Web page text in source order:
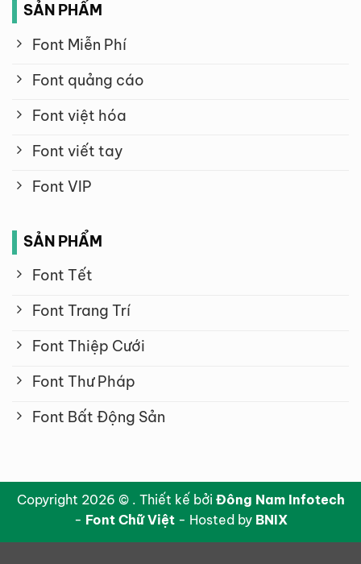
SẢN PHẨM
Font Miễn Phí
Font quảng cáo
Font việt hóa
Font viết tay
Font VIP
SẢN PHẨM
Font Tết
Font Trang Trí
Font Thiệp Cưới
Font Thư Pháp
Font Bất Động Sản
Copyright 2026 © . Thiết kế bởi Đông Nam Infotech
- Font Chữ Việt- Hosted by BNIX